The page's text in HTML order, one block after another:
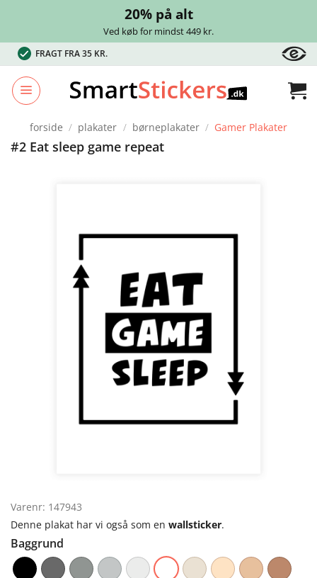
20% på alt
Ved køb for mindst 449 kr.
Fortsæt
til
indhold
FRAGT FRA 35 KR.
forside / plakater / børneplakater / Gamer Plakater
#2 Eat sleep game repeat
Varenr: 147943
Denne plakat har vi også som en wallsticker.
Baggrund